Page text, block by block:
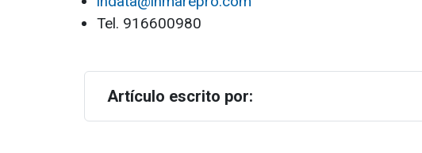
Tel. 916600980
Artículo escrito por: